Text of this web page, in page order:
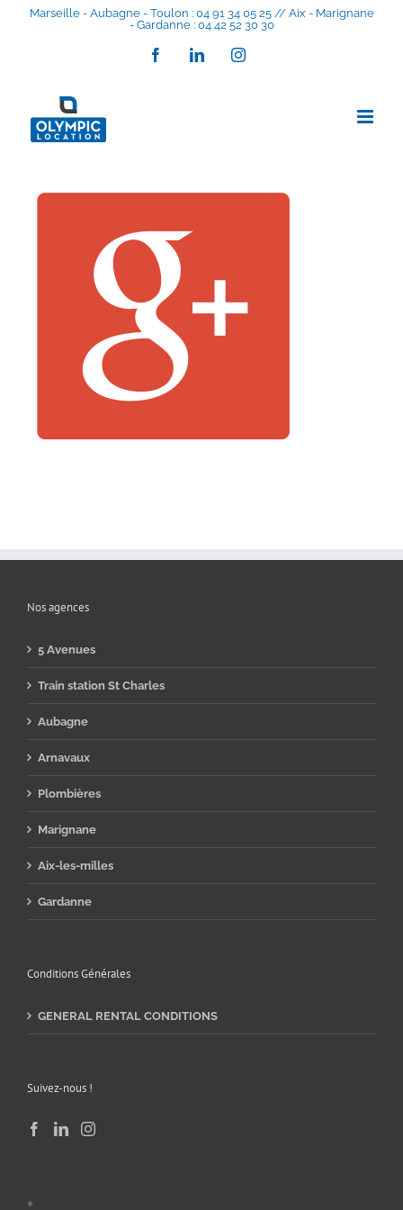
Marseille - Aubagne - Toulon : 04 91 34 05 25 // Aix - Marignane
- Gardanne : 04 42 52 30 30
FacebookLinkedInInstagram
Nos agences
5 Avenues
Train station St Charles
Aubagne
Arnavaux
Plombières
Marignane
Aix-les-milles
Gardanne
Conditions Générales
GENERAL RENTAL CONDITIONS
Suivez-nous !
♦